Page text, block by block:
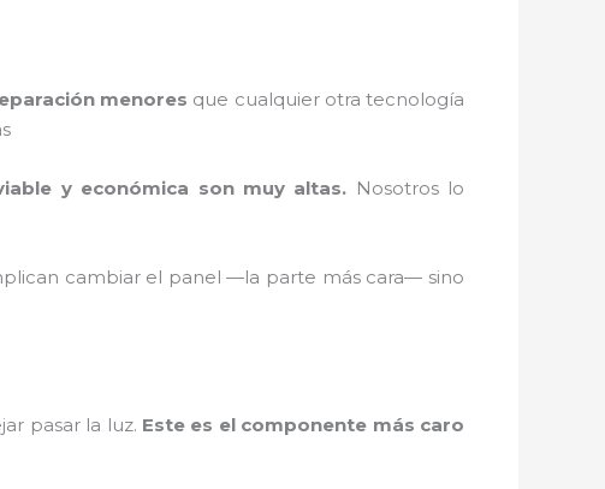
menores que cualquier otra tecnología
y económica son muy altas. Nosotros lo
cambiar el panel —la parte más cara— sino
pasar la luz. Este es el componente más caro